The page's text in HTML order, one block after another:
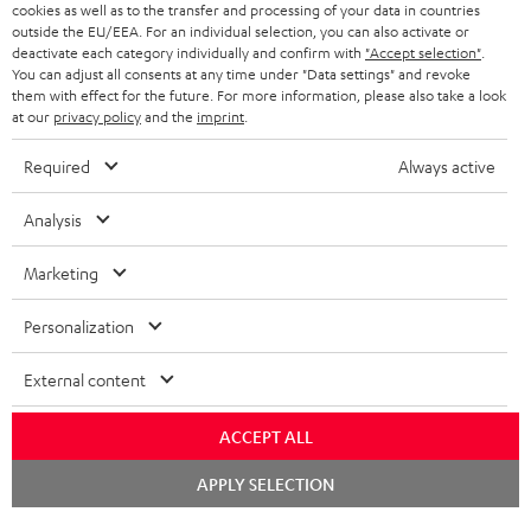
KOPFHÖRER
BLUETOOTH-KOPFHÖRER
LAUTSPRECHER
ULTIMA-SERIE
IN-EAR-KOPFHÖRER
FANSHOP
NEUHEITEN
BLOG
NEWSLETTER
STORES
DEINE VORTEILE BEI TEUFEL
TEUFEL STORY
UNSER MANAGEMENT
NIEDERLANDE
BELGIEN
POLEN
SPANIEN
ITALIEN
WEITERE LÄNDER
Technische Änderungen, Tippfehler und Irrtum vorbehalten. Das auf unseren
Fotos abgebildete Zubehör ist nicht im Lieferumfang enthalten. Etwaige
Datenschutz Daten-Einstellungen
cookies as well as to the transfer and processing of your data in countries
outside the EU/EEA. For an individual selection, you can also activate or
deactivate each category individually and confirm with "Accept selection"
You can adjust all consents at any time under "Data settings" and revoke
them with effect for the future. For more information, please also take a look
at our privacy policyand the imprint
Required Always active
Analysis
Marketing
Personalization
External content
ACCEPT ALL
APPLY SELECTION